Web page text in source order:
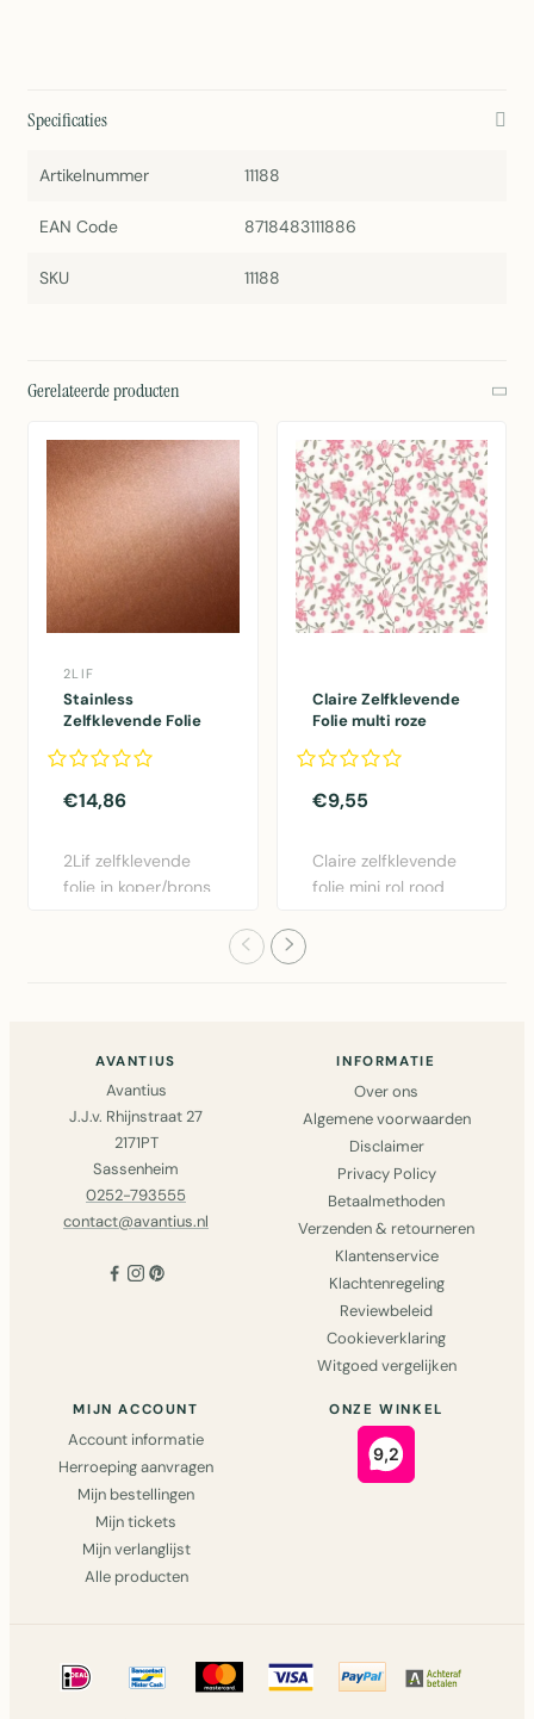
Specificaties
Artikelnummer 11188
EAN Code 8718483111886
SKU 11188
Gerelateerde producten
2LIF
Stainless
Zelfklevende Folie
45cmx1,5mtr
€14,86
2Lif zelfklevende
folie in koper/brons
Claire Zelfklevende
Folie multi roze
€9,55
Claire zelfklevende
folie mini rol rood
AVANTIUS
Avantius
J.J.v. Rhijnstraat 27
2171PT
Sassenheim
0252-793555
contact@avantius.nl
INFORMATIE
Over ons
Algemene voorwaarden
Disclaimer
Privacy Policy
Betaalmethoden
Verzenden & retourneren
Klantenservice
Klachtenregeling
Reviewbeleid
Cookieverklaring
Witgoed vergelijken
MIJN ACCOUNT
Account informatie
Herroeping aanvragen
Mijn bestellingen
Mijn tickets
Mijn verlanglijst
Alle producten
ONZE WINKEL